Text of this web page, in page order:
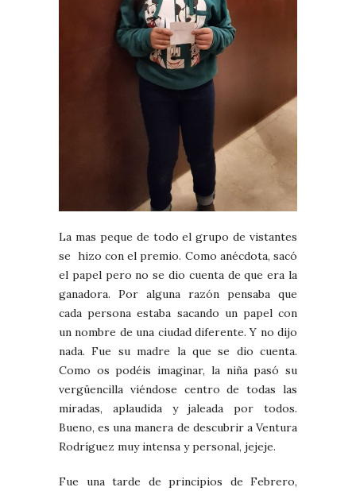
La mas peque de todo el grupo de vistantes
se hizo con el premio. Como anécdota, sacó
el papel pero no se dio cuenta de que era la
ganadora. Por alguna razón pensaba que
cada persona estaba sacando un papel con
un nombre de una ciudad diferente. Y no dijo
nada. Fue su madre la que se dio cuenta.
Como os podéis imaginar, la niña pasó su
vergüencilla viéndose centro de todas las
miradas, aplaudida y jaleada por todos.
Bueno, es una manera de descubrir a Ventura
Rodríguez muy intensa y personal, jejeje.
Fue una tarde de principios de Febrero,